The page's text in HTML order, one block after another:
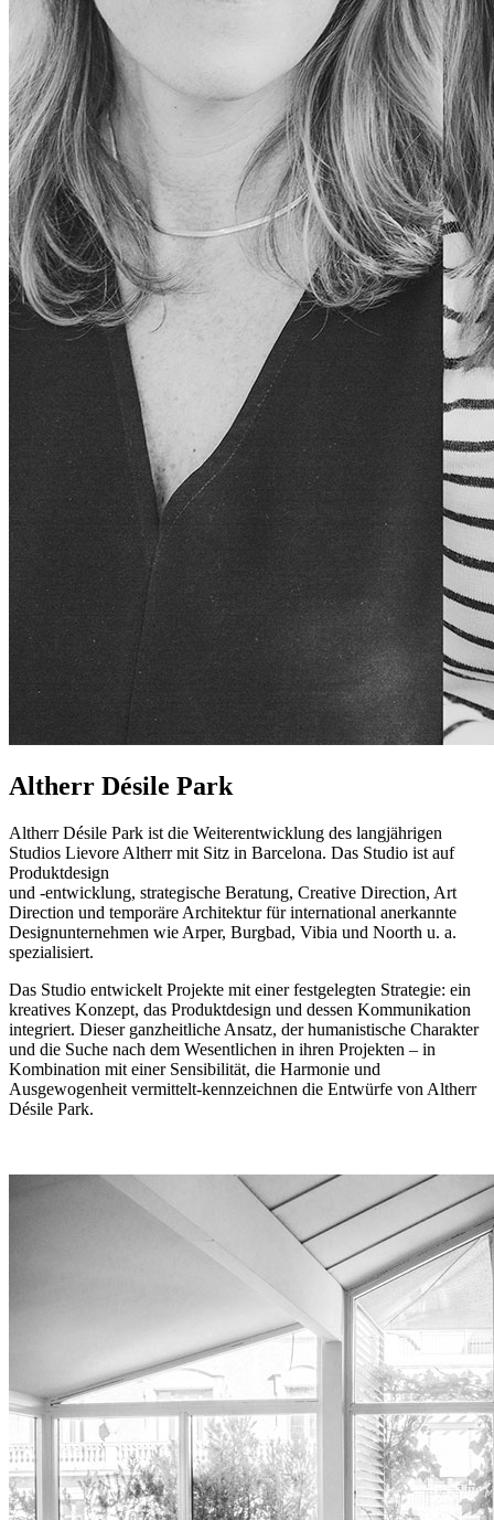
Altherr Désile Park
Altherr Désile Park ist die Weiterentwicklung des langjährigen
Studios Lievore Altherr mit Sitz in Barcelona. Das Studio ist auf
Produktdesign
und -entwicklung, strategische Beratung, Creative Direction, Art
Direction und temporäre Architektur für international anerkannte
Designunternehmen wie Arper, Burgbad, Vibia und Noorth u. a.
spezialisiert.
Das Studio entwickelt Projekte mit einer festgelegten Strategie: ein
kreatives Konzept, das Produktdesign und dessen Kommunikation
integriert. Dieser ganzheitliche Ansatz, der humanistische Charakter
und die Suche nach dem Wesentlichen in ihren Projekten – in
Kombination mit einer Sensibilität, die Harmonie und
Ausgewogenheit vermittelt-kennzeichnen die Entwürfe von Altherr
Désile Park.